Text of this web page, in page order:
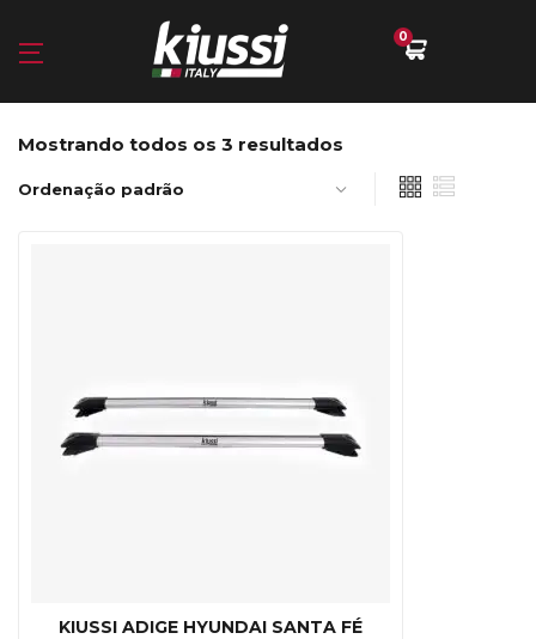
0
Mostrando todos os 3 resultados
KIUSSI ADIGE HYUNDAI SANTA FÉ